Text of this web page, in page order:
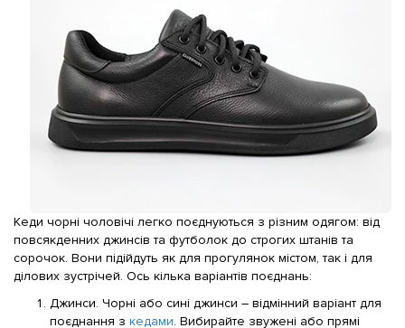
Кеди чорні чоловічі легко поєднуються з різним одягом: від
повсякденних джинсів та футболок до строгих штанів та
сорочок. Вони підійдуть як для прогулянок містом, так і для
ділових зустрічей. Ось кілька варіантів поєднань:
Джинси. Чорні або сині джинси – відмінний варіант для
поєднання з кедами. Вибирайте звужені або прямі